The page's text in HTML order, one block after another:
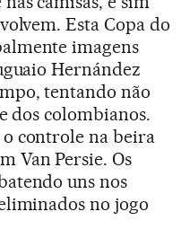
Esta Copa do
imagens
Hernández
tentando não
dos colombianos.
controle na beira
Van Persie. Os
uns nos
no jogo